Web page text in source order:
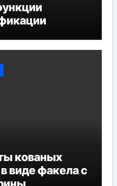
кованых
виде факела с